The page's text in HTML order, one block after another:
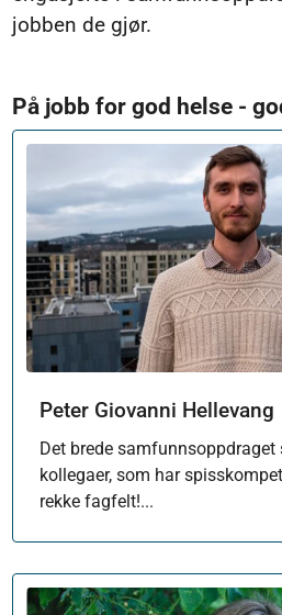
jobben de gjør.
På jobb for god helse -
Peter Giovanni Hellevang
Det brede samfunnsoppdraget
kollegaer, som har
rekke fagfelt!...